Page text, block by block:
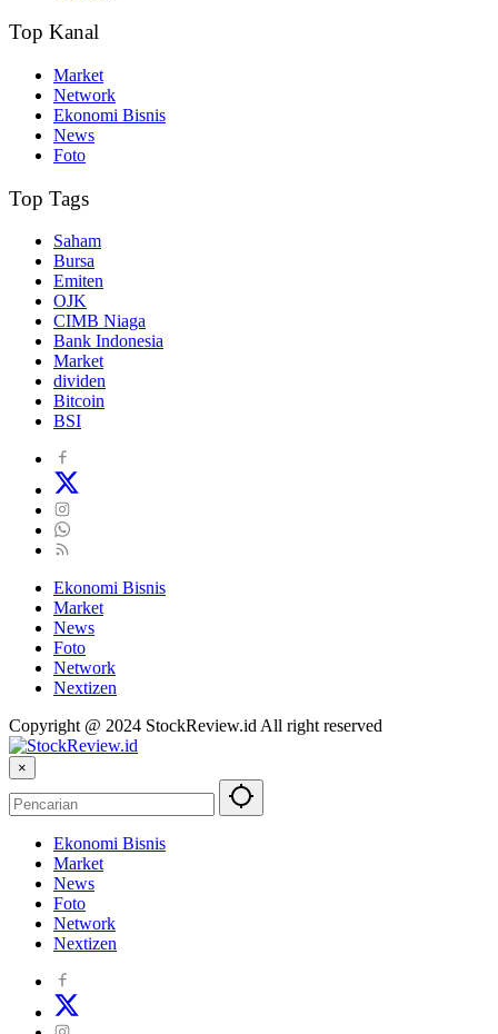
Top Kanal
Market
Network
Ekonomi Bisnis
News
Foto
Top Tags
Saham
Bursa
Emiten
OJK
CIMB Niaga
Bank Indonesia
Market
dividen
Bitcoin
BSI
Ekonomi Bisnis
Market
News
Foto
Network
Nextizen
Copyright @ 2024 StockReview.id All right reserved
×
Ekonomi Bisnis
Market
News
Foto
Network
Nextizen